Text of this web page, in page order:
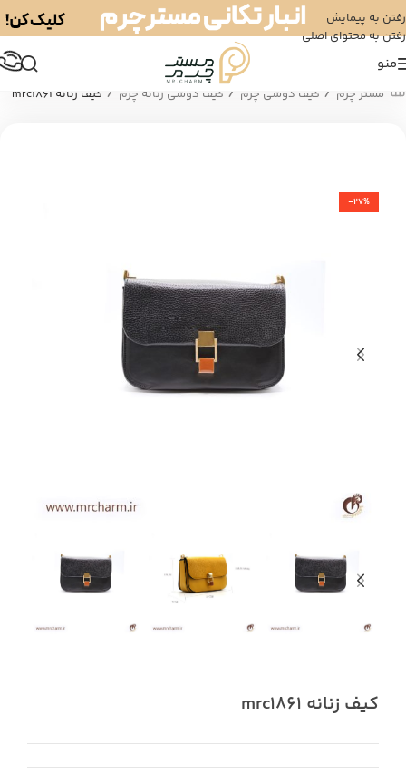
رفتن به پیمایش
رفتن به محتوای اصلی
منو
مستر چرم / کیف دوشی چرم / کیف دوشی زنانه چرم / کیف زنانه mrc1861
-27%
کیف زنانه mrc1861